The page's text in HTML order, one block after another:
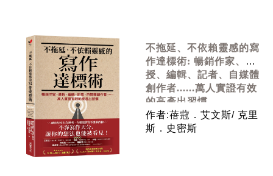
不拖延、不依賴靈感的寫
作達標術: 暢銷作家、教
授、編輯、記者、自媒體
創作者......萬人實證有效
的高產出習慣
作者:蓓蒄．艾文斯/ 克里
斯．史密斯